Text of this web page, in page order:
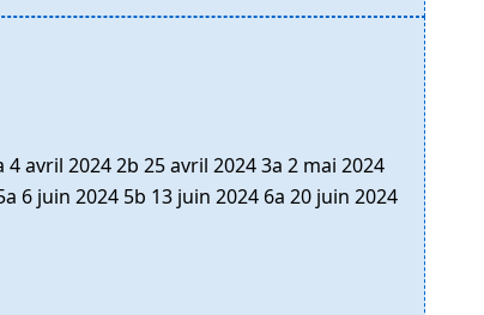
avril 2024 2b 25 avril 2024 3a 2 mai 2024
6 juin 2024 5b 13 juin 2024 6a 20 juin 2024